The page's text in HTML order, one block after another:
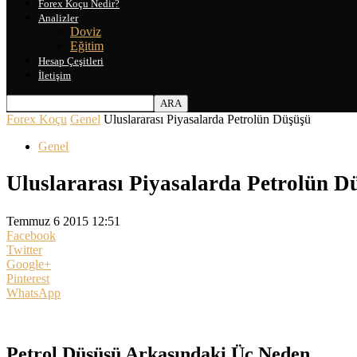
Forex Koçu Nedir?
Analizler
Doviz
Eğitim
Hesap Çeşitleri
İletişim
Forex Koçu Genel Uluslararası Piyasalarda Petrolün Düşüşü
Genel
Uluslararası Piyasalarda Petrolün
Temmuz 6 2015 12:51
Facebook
Twitter
Google+
Pinterest
WhatsApp